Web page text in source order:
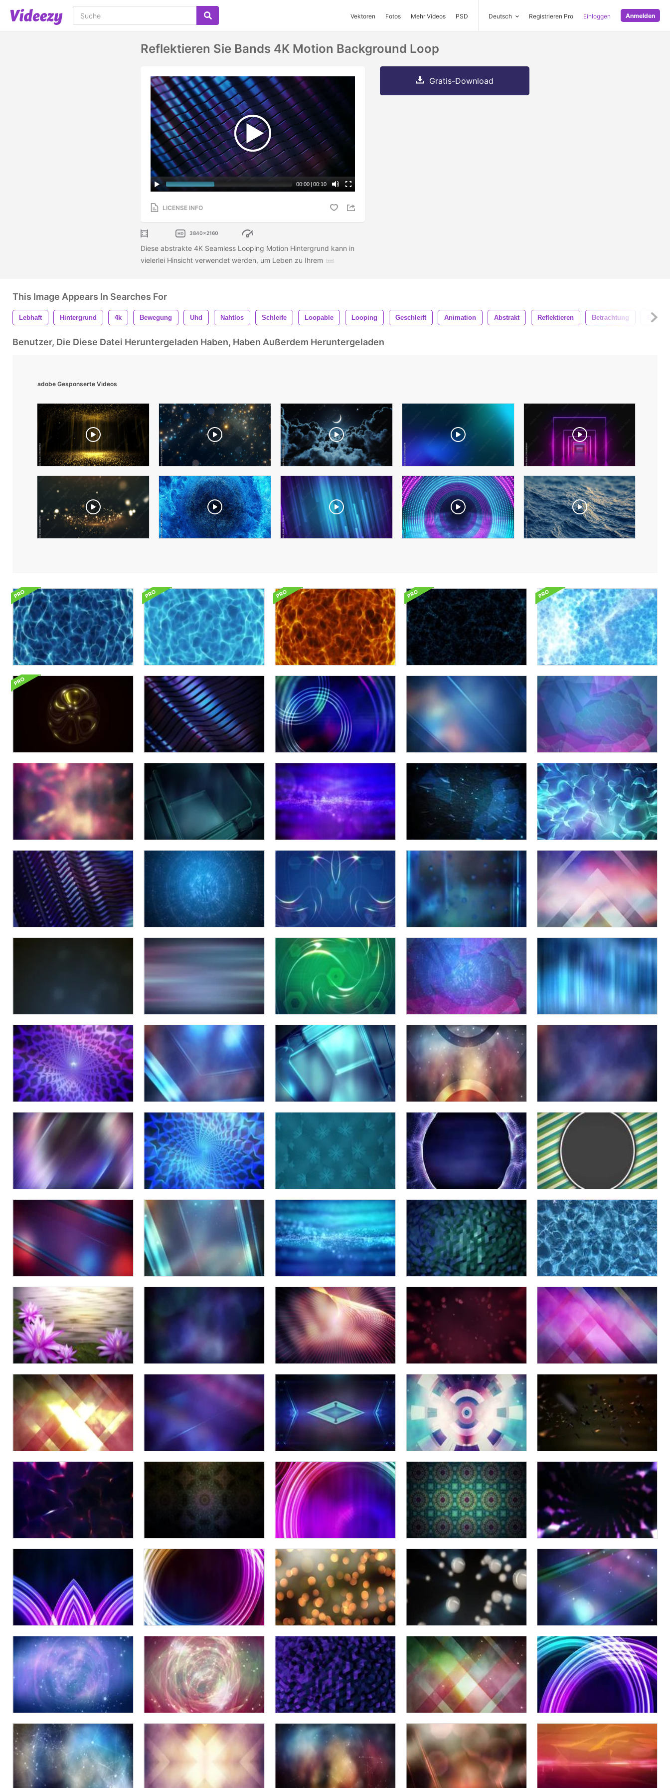
Vektoren Fotos Mehr Videos PSD Deutsch Registrieren Pro Einloggen Anmelden
Reflektieren Sie Bands 4K Motion Background Loop
00:00 | 00:10
LICENSE INFO
3840x2160
Diese abstrakte 4K Seamless Looping Motion Hintergrund kann in
vielerlei Hinsicht verwendet werden, um Leben zu Ihrem
Gratis-Download
This Image Appears In Searches For
Lebhaft Hintergrund 4k Bewegung Uhd Nahtlos Schleife Loopable Looping Geschleift Animation Abstrakt Reflektieren Betrachtung Bands
Benutzer, Die Diese Datei Heruntergeladen Haben, Haben Außerdem Heruntergeladen
adobe Gesponserte Videos